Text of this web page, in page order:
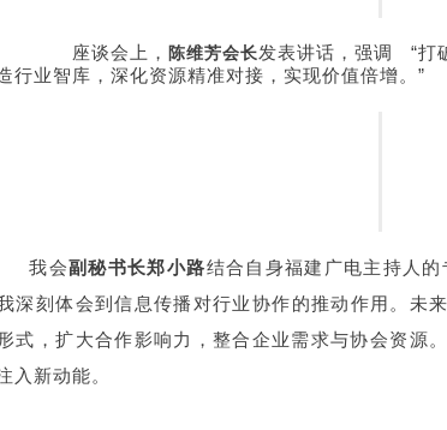
座谈会上，陈维芳会长发表讲话，强调
“打
行业智库，深化资源精准对接，实现价值倍增。”
我会副秘书长郑小路结合自身福建广电主持人
深刻体会到信息传播对行业协作的推动作用。未
式，扩大合作影响力，整合企业需求与协会资源
入新动能。